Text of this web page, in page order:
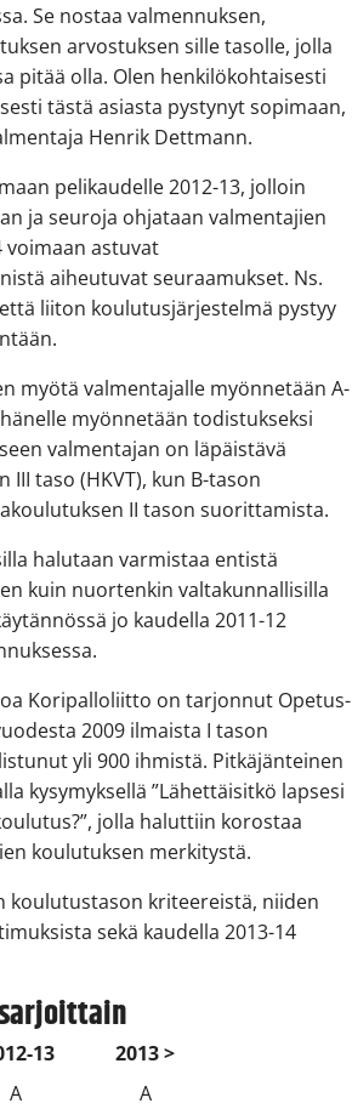
Se nostaa valmennuksen,
arvostuksen sille tasolle, jolla
pitää olla. Olen henkilökohtaisesti
tästä asiasta pystynyt sopimaan,
Henrik Dettmann.
pelikaudelle 2012-13, jolloin
ja seuroja ohjataan valmentajien
voimaan astuvat
aiheutuvat seuraamukset. Ns.
liiton koulutusjärjestelmä pystyy
myötä valmentajalle myönnetään A-
myönnetään todistukseksi
valmentajan on läpäistävä
taso (HKVT), kun B-tason
II tason suorittamista.
halutaan varmistaa entistä
kuin nuortenkin valtakunnallisilla
jo kaudella 2011-12
Koripalloliitto on tarjonnut Opetus-
2009 ilmaista I tason
yli 900 ihmistä. Pitkäjänteinen
kysymyksellä ”Lähettäisitkö lapsesi
jolla haluttiin korostaa
koulutuksen merkitystä.
koulutustason kriteereistä, niiden
sekä kaudella 2013-14
13
2013 >
A
A